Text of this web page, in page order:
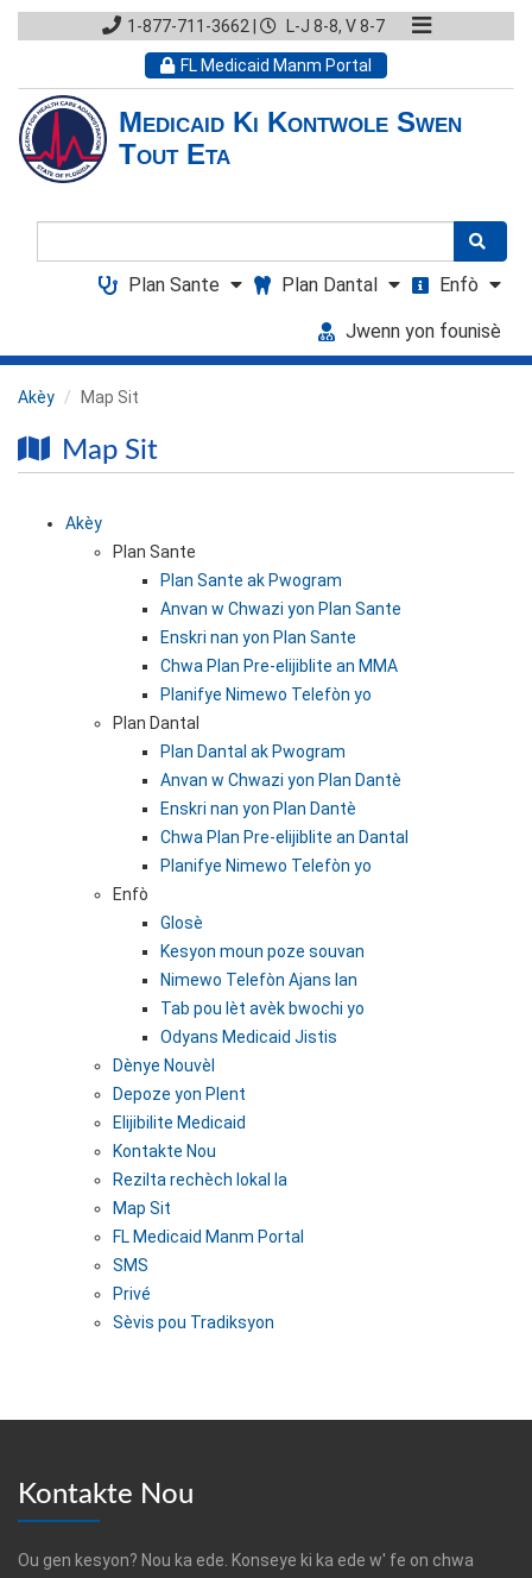
1-877-711-3662 L-J 8-8, V 8-7
FL Medicaid Manm Portal
Medicaid Ki Kontwole Swen
Tout Eta
Enfò
Plan Dantal
Plan Sante
Jwenn yon founisè
Akèy Map Sit
Map Sit
Akèy
Plan Sante
Plan Sante ak Pwogram
Anvan w Chwazi yon Plan Sante
Enskri nan yon Plan Sante
Chwa Plan Pre-elijiblite an MMA
Planifye Nimewo Telefòn yo
Plan Dantal
Plan Dantal ak Pwogram
Anvan w Chwazi yon Plan Dantè
Enskri nan yon Plan Dantè
Chwa Plan Pre-elijiblite an Dantal
Planifye Nimewo Telefòn yo
Enfò
Glosè
Kesyon moun poze souvan
Nimewo Telefòn Ajans lan
Tab pou lèt avèk bwochi yo
Odyans Medicaid Jistis
Dènye Nouvèl
Depoze yon Plent
Elijibilite Medicaid
Kontakte Nou
Rezilta rechèch lokal la
Map Sit
FL Medicaid Manm Portal
SMS
Privé
Sèvis pou Tradiksyon
Kontakte Nou
Ou gen kesyon? Nou ka ede. Konseye ki ka ede w' fe on chwa